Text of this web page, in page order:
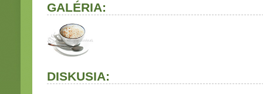
GALÉRIA:
DISKUSIA: